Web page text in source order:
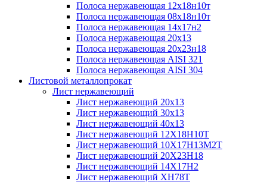
Полоса нержавеющая 12х18н10т
Полоса нержавеющая 08х18н10т
Полоса нержавеющая 14х17н2
Полоса нержавеющая 20х13
Полоса нержавеющая 20х23н18
Полоса нержавеющая AISI 321
Полоса нержавеющая AISI 304
Листовой металлопрокат
Лист нержавеющий
Лист нержавеющий 20х13
Лист нержавеющий 30х13
Лист нержавеющий 40х13
Лист нержавеющий 12Х18Н10Т
Лист нержавеющий 10Х17Н13М2T
Лист нержавеющий 20Х23Н18
Лист нержавеющий 14Х17Н2
Лист нержавеющий ХН78Т